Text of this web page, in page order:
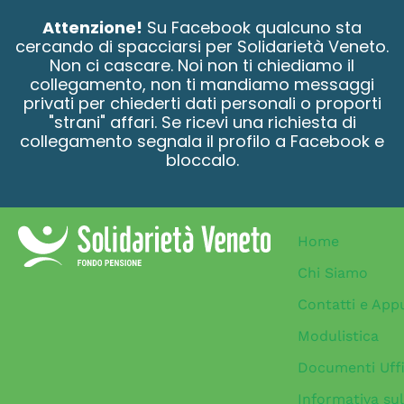
Attenzione! Su Facebook qualcuno sta
cercando di spacciarsi per Solidarietà Veneto.
Non ci cascare. Noi non ti chiediamo il
collegamento, non ti mandiamo messaggi
privati per chiederti dati personali o proporti
"strani" affari. Se ricevi una richiesta di
collegamento segnala il profilo a Facebook e
bloccalo.
Home
Chi Siamo
Contatti e
Modulistica
Documenti
Informativa